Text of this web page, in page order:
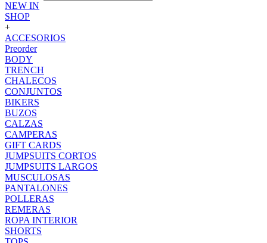
NEW IN
SHOP
+
ACCESORIOS
Preorder
BODY
TRENCH
CHALECOS
CONJUNTOS
BIKERS
BUZOS
CALZAS
CAMPERAS
GIFT CARDS
JUMPSUITS CORTOS
JUMPSUITS LARGOS
MUSCULOSAS
PANTALONES
POLLERAS
REMERAS
ROPA INTERIOR
SHORTS